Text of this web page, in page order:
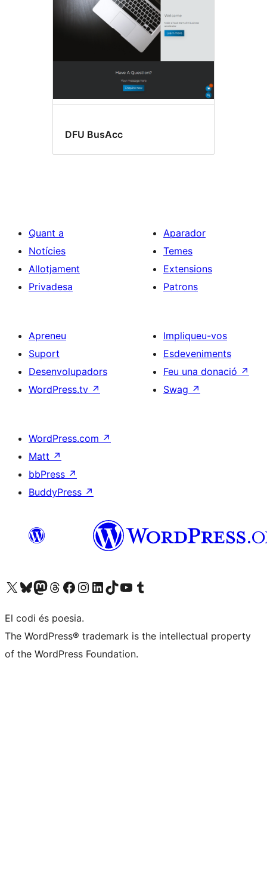
DFU BusAcc
Quant a
Notícies
Allotjament
Privadesa
Aparador
Temes
Extensions
Patrons
Apreneu
Suport
Desenvolupadors
WordPress.tv ↗
Impliqueu-vos
Esdeveniments
Feu una donació ↗
Swag ↗
WordPress.com ↗
Matt ↗
bbPress ↗
BuddyPress ↗
Visiteu el nostre compte X (abans Twitter)
Visiteu el nostre compte de Bluesky
Visiteu el nostre compte al Mastodon
Visiteu el nostre compte de Threads
Visiteu la nostra pàgina al Facebook
Visiteu el nostre compte d'Instagram
Visiteu el nostre compte de LinkedIn
Visiteu el nostre compte de TikTok
Visiteu el nostre canal al YouTube
Visiteu el nostre compte de Tumblr
El codi és poesia.
The WordPress® trademark is the intellectual property
of the WordPress Foundation.